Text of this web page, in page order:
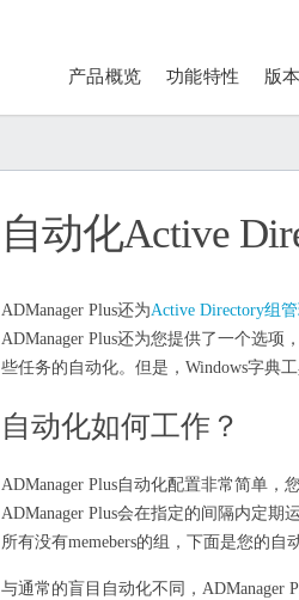
产品概览 功能特性 版
自动化Active
ADManager Plus还为Active Directory组
ADManager Plus还为您提供了一个选
些任务的自动化。但是，Windows字典
自动化如何工作？
ADManager Plus自动化配置非常简单，
ADManager Plus会在指定的间隔内定
所有没有memebers的组，下面是您的自
与通常的盲目自动化不同，ADManager